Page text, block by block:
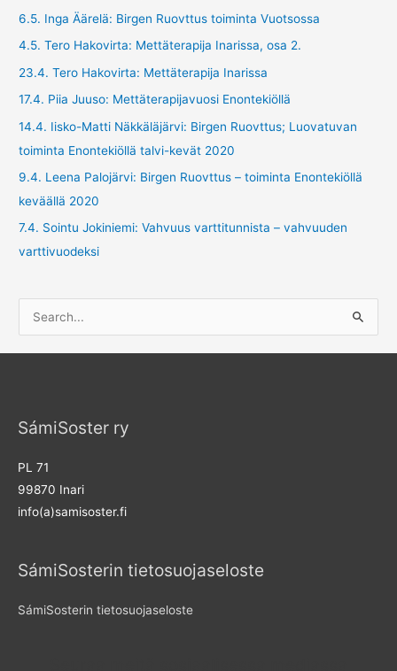
6.5. Inga Äärelä: Birgen Ruovttus toiminta Vuotsossa
4.5. Tero Hakovirta: Mettäterapija Inarissa, osa 2.
23.4. Tero Hakovirta: Mettäterapija Inarissa
17.4. Piia Juuso: Mettäterapijavuosi Enontekiöllä
14.4. Iisko-Matti Näkkäläjärvi: Birgen Ruovttus; Luovatuvan
toiminta Enontekiöllä talvi-kevät 2020
9.4. Leena Palojärvi: Birgen Ruovttus – toiminta Enontekiöllä
keväällä 2020
7.4. Sointu Jokiniemi: Vahvuus varttitunnista – vahvuuden
varttivuodeksi
e
a
h
o
SámiSoster ry
PL 71
99870 Inari
info(a)samisoster.fi
SámiSosterin tietosuojaseloste
SámiSosterin tietosuojaseloste